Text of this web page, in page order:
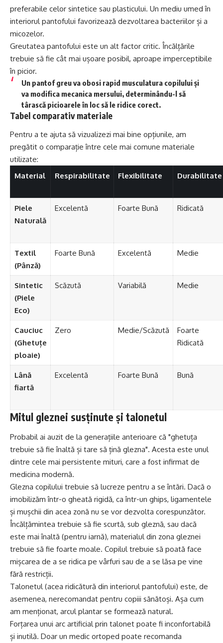
preferabile celor sintetice sau plasticului. Un mediu umed în
interiorul pantofului favorizează dezvoltarea bacteriilor și a
micozelor.
Greutatea pantofului este un alt factor critic. Încălțările
trebuie să fie cât mai ușoare posibil, aproape imperceptibile
în picior.
Un pantof greu va obosi rapid musculatura copilului și
va modifica mecanica mersului, determinându-l să
târască picioarele în loc să le ridice corect.
Tabel comparativ materiale
Pentru a te ajuta să vizualizezi mai bine opțiunile, am
pregătit o comparație între cele mai comune materiale
utilizate:
Material
Respirabilitate Flexibilitate Durabilitate
Piele
Naturală
Excelentă Foarte Bună Ridicată
Textil
(Pânză)
Foarte Bună Excelentă Medie
Sintetic
(Piele
Eco)
Scăzută Variabilă Medie
Cauciuc
(Ghetuțe
ploaie)
Zero Medie/Scăzută
Foarte
Ridicată
Lână
fiartă
Excelentă Foarte Bună Bună
Mitul gleznei susținute și talonetul
Probabil ai auzit de la generațiile anterioare că "ghetuța
trebuie să fie înaltă și tare să țină glezna". Acesta este unul
dintre cele mai persistente mituri, care a fost infirmat de
medicina modernă.
Glezna copilului trebuie să lucreze pentru a se întări. Dacă o
imobilizăm într-o gheată rigidă, ca într-un ghips, ligamentele
și mușchii din acea zonă nu se vor dezvolta corespunzător.
Încălțămintea trebuie să fie scurtă, sub gleznă, sau dacă
este mai înaltă (pentru iarnă), materialul din zona gleznei
trebuie să fie foarte moale. Copilul trebuie să poată face
mișcarea de a se ridica pe vârfuri sau de a se lăsa pe vine
fără restricții.
Talonetul (acea ridicătură din interiorul pantofului) este, de
asemenea, nerecomandat pentru copiii sănătoși. Așa cum
am menționat, arcul plantar se formează natural.
Forțarea unui arc artificial prin talonet poate fi inconfortabilă
și inutilă. Doar un medic ortoped poate recomanda